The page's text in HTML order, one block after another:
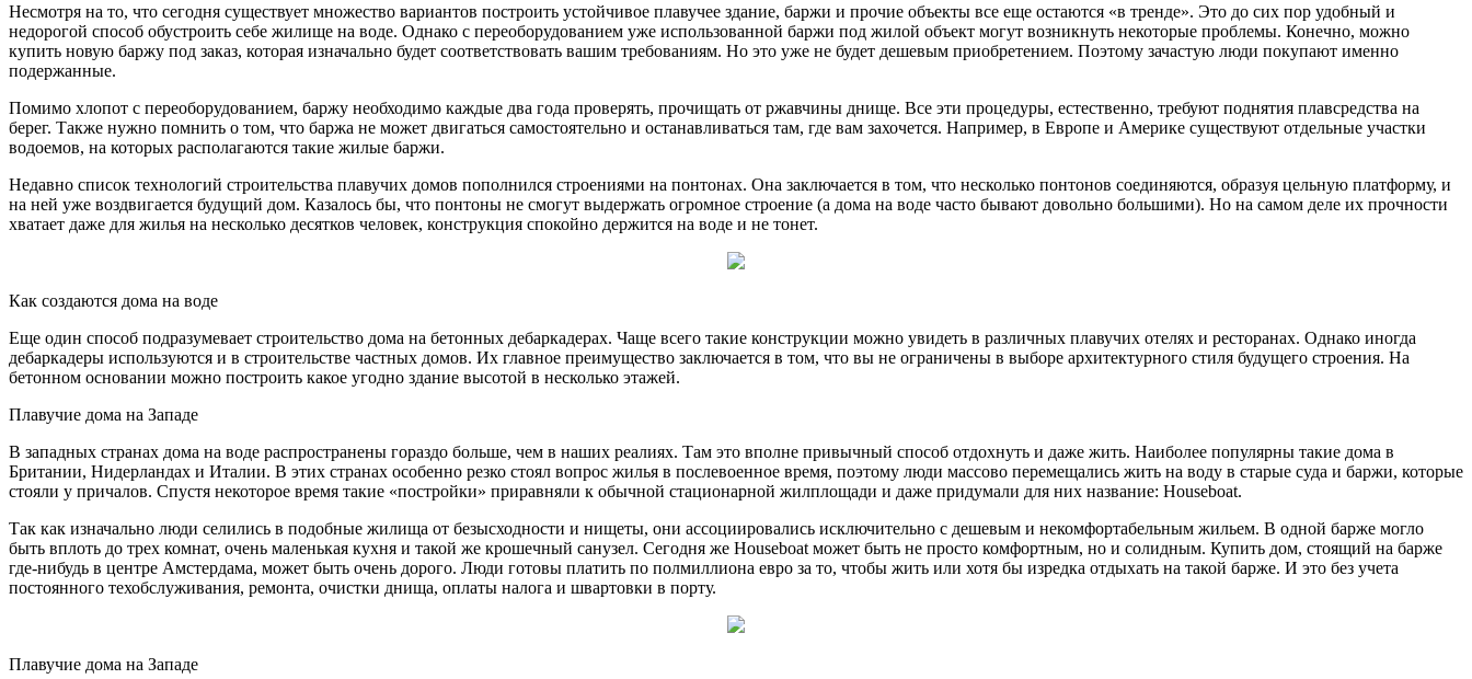
Несмотря на то, что сегодня существует множество вариантов построить устойчивое плавучее здание, баржи и прочие объекты все еще остаются «в тренде». Это до сих пор удобный и
недорогой способ обустроить себе жилище на воде. Однако с переоборудованием уже использованной баржи под жилой объект могут возникнуть некоторые проблемы. Конечно, можно
купить новую баржу под заказ, которая изначально будет соответствовать вашим требованиям. Но это уже не будет дешевым приобретением. Поэтому зачастую люди покупают именно
подержанные.
Помимо хлопот с переоборудованием, баржу необходимо каждые два года проверять, прочищать от ржавчины днище. Все эти процедуры, естественно, требуют поднятия плавсредства на
берег. Также нужно помнить о том, что баржа не может двигаться самостоятельно и останавливаться там, где вам захочется. Например, в Европе и Америке существуют отдельные участки
водоемов, на которых располагаются такие жилые баржи.
Недавно список технологий строительства плавучих домов пополнился строениями на понтонах. Она заключается в том, что несколько понтонов соединяются, образуя цельную платформу, и
на ней уже воздвигается будущий дом. Казалось бы, что понтоны не смогут выдержать огромное строение (а дома на воде часто бывают довольно большими). Но на самом деле их прочности
хватает даже для жилья на несколько десятков человек, конструкция спокойно держится на воде и не тонет.
Как создаются дома на воде
Еще один способ подразумевает строительство дома на бетонных дебаркадерах. Чаще всего такие конструкции можно увидеть в различных плавучих отелях и ресторанах. Однако иногда
дебаркадеры используются и в строительстве частных домов. Их главное преимущество заключается в том, что вы не ограничены в выборе архитектурного стиля будущего строения. На
бетонном основании можно построить какое угодно здание высотой в несколько этажей.
Плавучие дома на Западе
В западных странах дома на воде распространены гораздо больше, чем в наших реалиях. Там это вполне привычный способ отдохнуть и даже жить. Наиболее популярны такие дома в
Британии, Нидерландах и Италии. В этих странах особенно резко стоял вопрос жилья в послевоенное время, поэтому люди массово перемещались жить на воду в старые суда и баржи, которые
стояли у причалов. Спустя некоторое время такие «постройки» приравняли к обычной стационарной жилплощади и даже придумали для них название: Houseboat.
Так как изначально люди селились в подобные жилища от безысходности и нищеты, они ассоциировались исключительно с дешевым и некомфортабельным жильем. В одной барже могло
быть вплоть до трех комнат, очень маленькая кухня и такой же крошечный санузел. Сегодня же Houseboat может быть не просто комфортным, но и солидным. Купить дом, стоящий на барже
где-нибудь в центре Амстердама, может быть очень дорого. Люди готовы платить по полмиллиона евро за то, чтобы жить или хотя бы изредка отдыхать на такой барже. И это без учета
постоянного техобслуживания, ремонта, очистки днища, оплаты налога и швартовки в порту.
Плавучие дома на Западе